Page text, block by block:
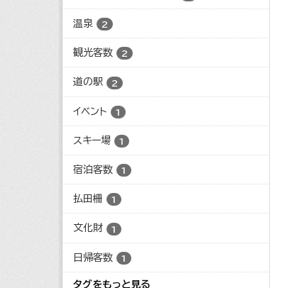
温泉 2
観光客数 2
道の駅 2
イベント 1
スキー場 1
宿泊客数 1
払田柵 1
文化財 1
日帰客数 1
タグをもっと見る